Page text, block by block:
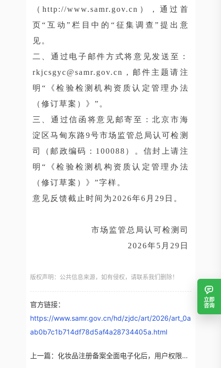
（http://www.samr.gov.cn），通过首
页“互动”栏目中的“征集调查”提出意
见。
二、通过电子邮件方式将意见发送至：
rkjcsgyc@samr.gov.cn，邮件主题请注
明“《检验检测机构资质认定管理办法
（修订草案）》”。
三、通过信函将意见邮寄至：北京市海
淀区马甸东路9号市场监管总局认可检测
司（邮政编码：100088）。信封上请注
明“《检验检测机构资质认定管理办法
（修订草案）》”字样。
意见反馈截止时间为2026年6月29日。
市场监管总局认可检测司
2026年5月29日
版权声明：公共信息来源，如有侵权，请联系我们删除！
官方链接：
https://www.samr.gov.cn/hd/zjdc/art/2026/art_0a
ab0b7c1b714df78d5af4a28734405a.html
上一篇： 化妆品注册备案全面电子化后，用户权限资料有哪些变化？
立即
咨询